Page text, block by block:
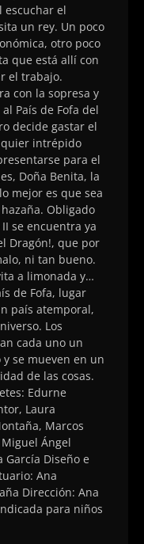
escuchar el
un rey. Un poco
otro poco
que está allí con
el trabajo.
con la sopresa y
País de Fofa del
decide gastar el
intrépido
para el
Doña Benita, la
mejor es que sea
Obligado
se encuentra ya
Dragón!, que por
ni tan bueno.
a limonada y…
de Fofa, lugar
país atemporal,
Los
cada uno un
se mueven en un
de las cosas.
Edurne
Laura
Marcos
Ángel
García Diseño e
Ana
Dirección: Ana
para niños